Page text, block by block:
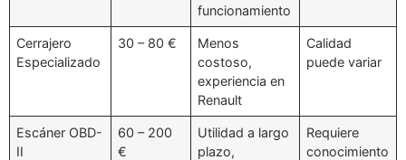
funcionamiento
Cerrajero
Especializado
30 – 80 €
Menos
costoso,
experiencia en
Renault
Calidad
puede variar
Escáner OBD-
II
60 – 200
€
Utilidad a largo
plazo,
Requiere
conocimiento